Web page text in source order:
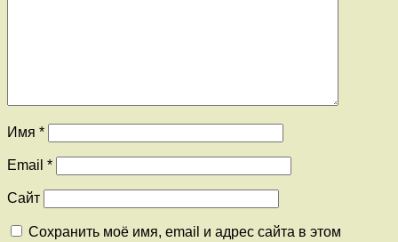
Имя *
Email *
Сайт
Сохранить моё имя, email и адрес сайта в этом